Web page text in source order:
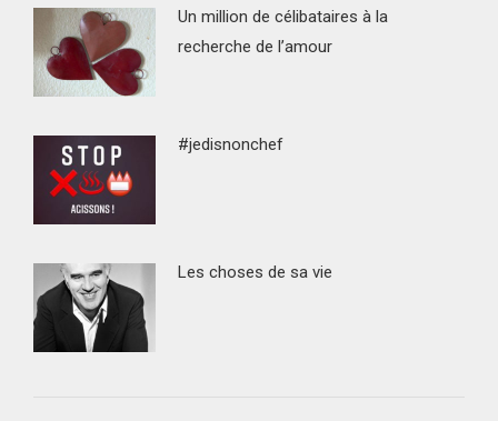
Un million de célibataires à la
recherche de l’amour
#jedisnonchef
Les choses de sa vie